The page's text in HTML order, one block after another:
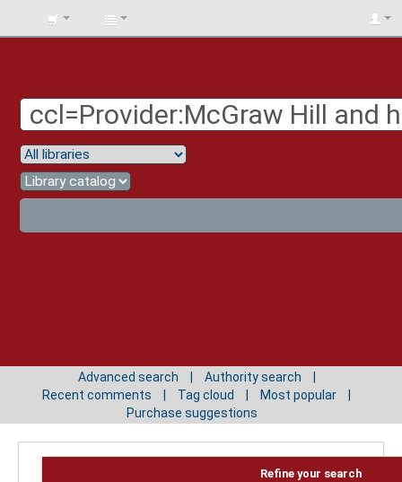
BIBLIOTECA
Advanced search
Authority search
Recent comments
Tag cloud
Most popular
Purchase suggestions
Refine your search